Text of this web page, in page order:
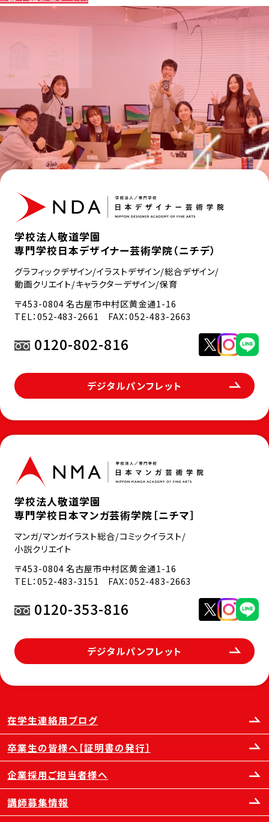
学校法人敬道学園
専門学校日本デザイナー芸術学院（ニチデ）
グラフィックデザイン/イラストデザイン/総合デザイン/
動画クリエイト/キャラクターデザイン/保育
〒453-0804 名古屋市中村区黄金通1-16
TEL：052-483-2661 FAX：052-483-2663
0120-802-816
デジタルパンフレット
学校法人敬道学園
専門学校日本マンガ芸術学院［ニチマ］
マンガ/マンガイラスト総合/コミックイラスト/
小説クリエイト
〒453-0804 名古屋市中村区黄金通1-16
TEL：052-483-3151 FAX：052-483-2663
0120-353-816
デジタルパンフレット
在学生連絡用ブログ
卒業生の皆様へ［証明書の発行］
企業採用ご担当者様へ
講師募集情報